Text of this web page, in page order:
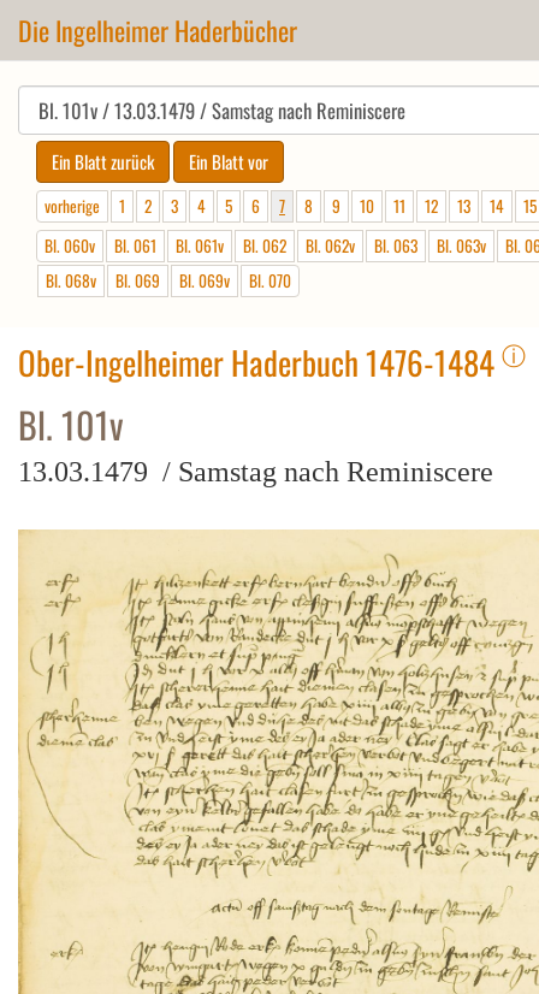
Die Ingelheimer Haderbücher
vorherige 1 2 3 4 5 6 7 8 9 10 11 12 13 14
15
Bl. 060v
Bl. 061 Bl. 061v Bl. 062 Bl. 062v Bl. 063 Bl. 063v
Bl.
Bl. 068v
Bl. 069 Bl. 069v Bl. 070
Ober-Ingelheimer Haderbuch 1476-1484 ⓘ
Bl. 101v
13.03.1479 / Samstag nach Reminiscere